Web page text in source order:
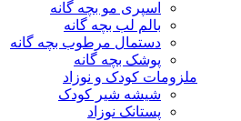
اسپری مو بچه گانه
بالم لب بچه گانه
دستمال مرطوب بچه گانه
پوشک بچه گانه
ملزومات کودک و نوزاد
شیشه شیر کودک
پستانک نوزاد